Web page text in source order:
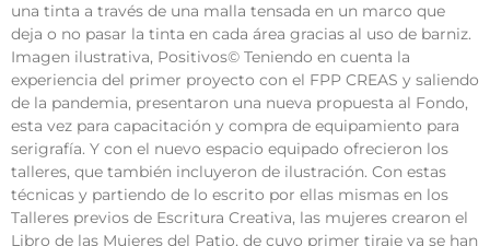
una tinta a través de una malla tensada en un marco que
deja o no pasar la tinta en cada área gracias al uso de barniz.
Imagen ilustrativa, Positivos© Teniendo en cuenta la
experiencia del primer proyecto con el FPP CREAS y saliendo
de la pandemia, presentaron una nueva propuesta al Fondo,
esta vez para capacitación y compra de equipamiento para
serigrafía. Y con el nuevo espacio equipado ofrecieron los
talleres, que también incluyeron de ilustración. Con estas
técnicas y partiendo de lo escrito por ellas mismas en los
Talleres previos de Escritura Creativa, las mujeres crearon el
Libro de las Mujeres del Patio, de cuyo primer tiraje ya se han